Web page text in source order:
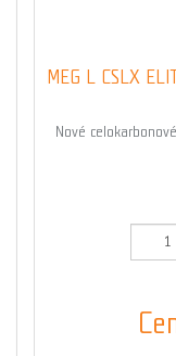
MEG L CSLX
Nové